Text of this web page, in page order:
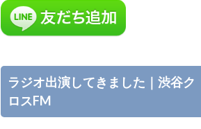
ラジオ出演してきました｜渋谷ク
ロスFM